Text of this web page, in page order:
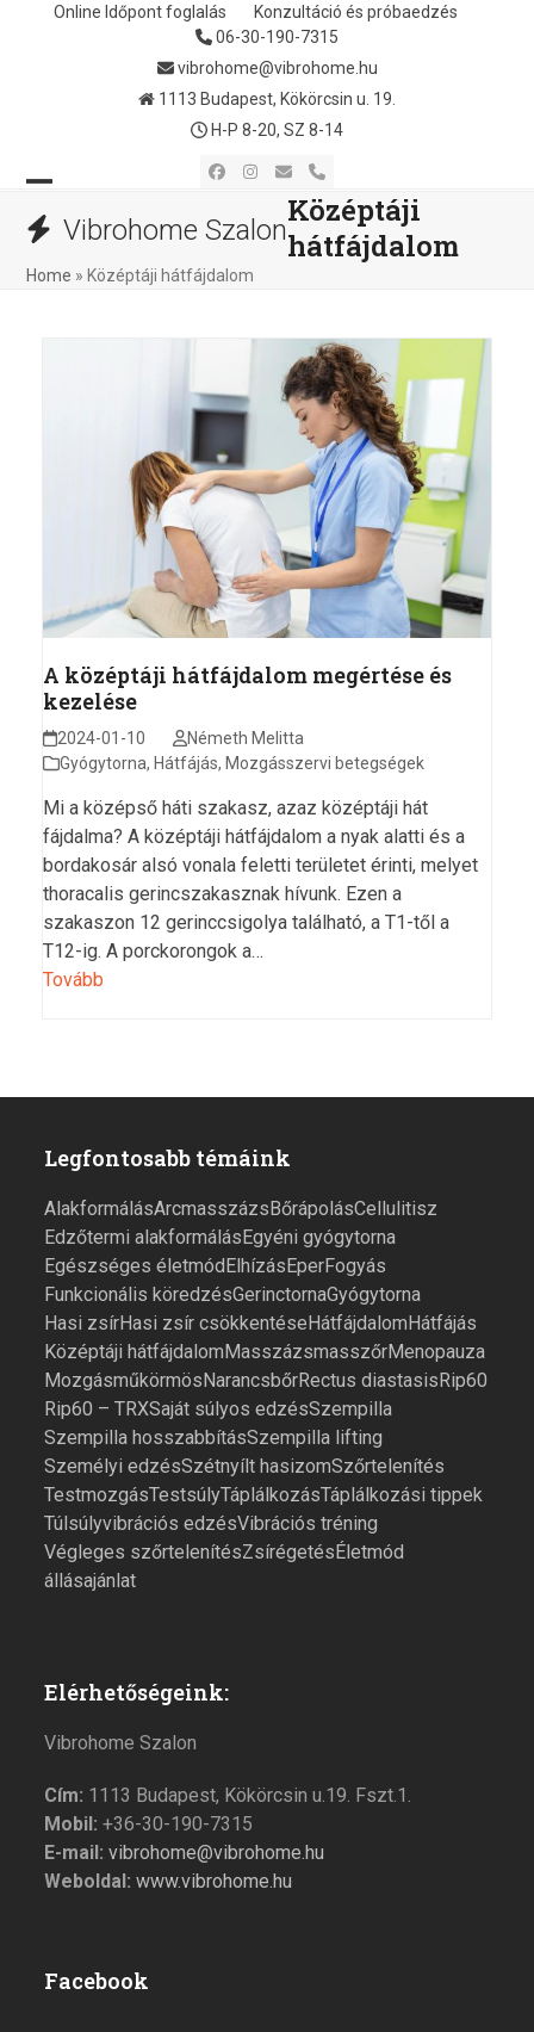
Online Időpont foglalás
Konzultáció és próbaedzés
06-30-190-7315
vibrohome@vibrohome.hu
1113 Budapest, Kökörcsin u. 19.
H-P 8-20, SZ 8-14
Facebook
Instagram
EmailPhone
Vibrohome Szalon
Open
mobile
menu
Close
mobile
menu
Középtáji
hátfájdalom
Home » Középtáji hátfájdalom
A középtáji hátfájdalom megértése és
kezelése
2024-01-10
Németh Melitta
Gyógytorna, Hátfájás, Mozgásszervi betegségek
Mi a középső háti szakasz, azaz középtáji hát
fájdalma? A középtáji hátfájdalom a nyak alatti és a
bordakosár alsó vonala feletti területet érinti, melyet
thoracalis gerincszakasznak hívunk. Ezen a
szakaszon 12 gerinccsigolya található, a T1-től a
T12-ig. A porckorongok a…
Tovább
Legfontosabb témáink
AlakformálásArcmasszázsBőrápolásCellulitisz
Edzőtermi alakformálásEgyéni gyógytorna
Egészséges életmódElhízásEperFogyás
Funkcionális köredzésGerinctornaGyógytorna
Hasi zsírHasi zsír csökkentéseHátfájdalomHátfájás
Középtáji hátfájdalomMasszázsmasszőrMenopauza
MozgásműkörmösNarancsbőrRectus diastasisRip60
Rip60 – TRXSaját súlyos edzésSzempilla
Szempilla hosszabbításSzempilla lifting
Személyi edzésSzétnyílt hasizomSzőrtelenítés
TestmozgásTestsúlyTáplálkozásTáplálkozási tippek
Túlsúlyvibrációs edzésVibrációs tréning
Végleges szőrtelenítésZsírégetésÉletmód
állásajánlat
Elérhetőségeink:
Vibrohome Szalon
Cím: 1113 Budapest, Kökörcsin u.19. Fszt.1.
Mobil: +36-30-190-7315
E-mail: vibrohome@vibrohome.hu
Weboldal: www.vibrohome.hu
Facebook